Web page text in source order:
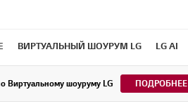
ВИРТУАЛЬНЫЙ ШОУРУМ LG LG AI
Виртуальному шоуруму LG ПОДРОБНЕЕ